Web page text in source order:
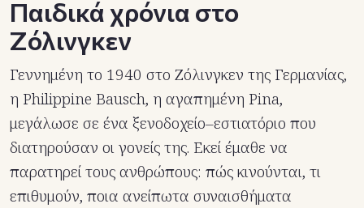
Παιδικά χρόνια στο
Ζόλινγκεν
Γεννημένη το 1940 στο Ζόλινγκεν της Γερμανίας,
η Philippine Bausch, η αγαπημένη Pina,
μεγάλωσε σε ένα ξενοδοχείο–εστιατόριο που
διατηρούσαν οι γονείς της. Εκεί έμαθε να
παρατηρεί τους ανθρώπους: πώς κινούνται, τι
επιθυμούν, ποια ανείπωτα συναισθήματα